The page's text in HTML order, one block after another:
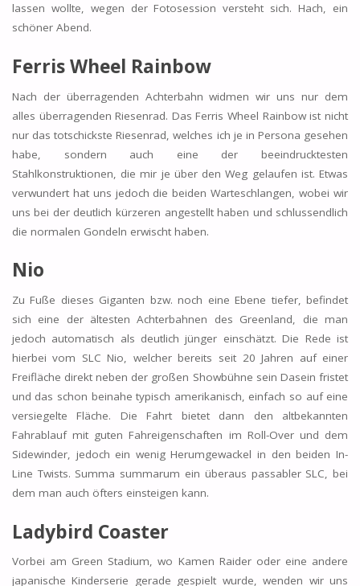
lassen wollte, wegen der Fotosession versteht sich. Hach, ein
schöner Abend.
Ferris Wheel Rainbow
Nach der überragenden Achterbahn widmen wir uns nur dem
alles überragenden Riesenrad. Das Ferris Wheel Rainbow ist nicht
nur das totschickste Riesenrad, welches ich je in Persona gesehen
habe, sondern auch eine der beeindrucktesten
Stahlkonstruktionen, die mir je über den Weg gelaufen ist. Etwas
verwundert hat uns jedoch die beiden Warteschlangen, wobei wir
uns bei der deutlich kürzeren angestellt haben und schlussendlich
die normalen Gondeln erwischt haben.
Nio
Zu Fuße dieses Giganten bzw. noch eine Ebene tiefer, befindet
sich eine der ältesten Achterbahnen des Greenland, die man
jedoch automatisch als deutlich jünger einschätzt. Die Rede ist
hierbei vom SLC Nio, welcher bereits seit 20 Jahren auf einer
Freifläche direkt neben der großen Showbühne sein Dasein fristet
und das schon beinahe typisch amerikanisch, einfach so auf eine
versiegelte Fläche. Die Fahrt bietet dann den altbekannten
Fahrablauf mit guten Fahreigenschaften im Roll-Over und dem
Sidewinder, jedoch ein wenig Herumgewackel in den beiden In-
Line Twists. Summa summarum ein überaus passabler SLC, bei
dem man auch öfters einsteigen kann.
Ladybird Coaster
Vorbei am Green Stadium, wo Kamen Raider oder eine andere
japanische Kinderserie gerade gespielt wurde, wenden wir uns